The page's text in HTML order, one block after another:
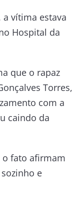
vítima estava
Hospital da
que o rapaz
Torres,
com a
caindo da
o fato afirmam
e